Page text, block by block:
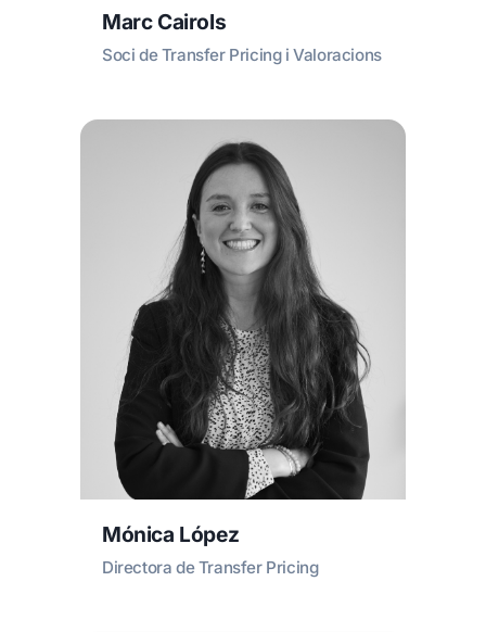
Marc Cairols
Soci de Transfer Pricing i Valoracions
Mónica López
Directora de Transfer Pricing